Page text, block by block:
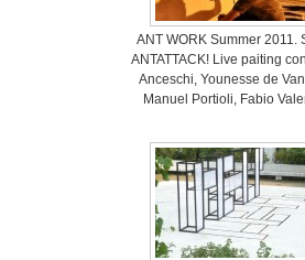
ANT WORK Summer 2011.
ANTATTACK! Live paiting
Anceschi, Younesse de
Manuel Portioli, Fabio